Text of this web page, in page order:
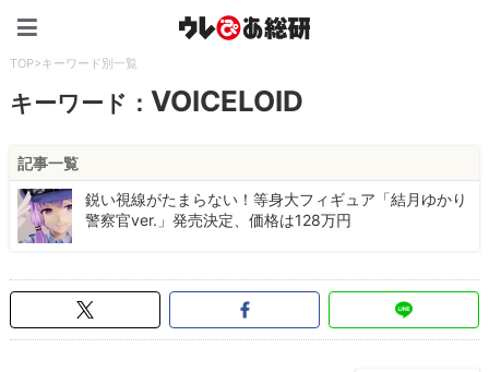
TOP>キーワード別一覧
キーワード： VOICELOID
記事一覧
鋭い視線がたまらない！等身大フィギュア「結月ゆかり
警察官ver.」発売決定、価格は128万円